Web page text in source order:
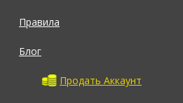
Правила
Блог
Продать Аккаунт